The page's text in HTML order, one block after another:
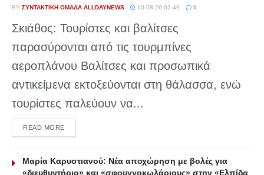
BY ΣΥΝΤΑΚΤΙΚΉ ΟΜΆΔΑ ALLDAYNEWS 10-08-26 02:49 0
Σκιάθος: Τουρίστες και βαλίτσες
παρασύρονται από τις τουρμπίνες
αεροπλάνου Βαλίτσες και προσωπικά
αντικείμενα εκτοξεύονται στη θάλασσα, ενώ
τουρίστες παλεύουν να...
READ MOREDETAILS
Μαρία Καρυστιανού: Νέα αποχώρηση με βολές για
«διευθυντήριο» και «σφουγγοκωλάριους» στην «Ελπίδα